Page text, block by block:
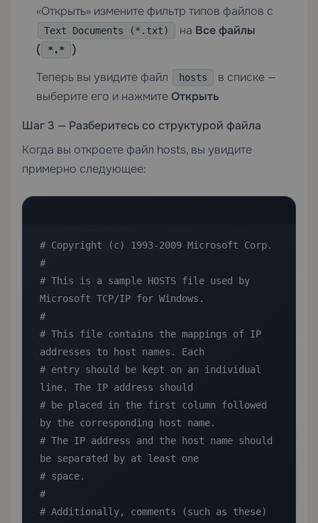
«Открыть» измените фильтр типов файлов с
Text Documents (*.txt) на Все файлы
(
*.*
)
Теперь вы увидите файл
hosts
в списке —
выберите его и нажмитеОткрыть
Шаг 3 — Разберитесь со структурой файла
Когда вы откроете файл hosts, вы увидите
примерно следующее:
# Copyright (c) 1993-2009 Microsoft Corp.
#
# This is a sample HOSTS file used by
Microsoft TCP/IP for Windows.
#
# This file contains the mappings of IP
addresses to host names. Each
# entry should be kept on an individual
line. The IP address should
# be placed in the first column followed
by the corresponding host name.
# The IP address and the host name should
be separated by at least one
# space.
#
# Additionally, comments (such as these)